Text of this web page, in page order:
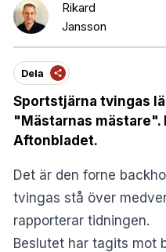
Rikard
Jansson
Dela
Sportstjärna tvingas
"Mästarnas mästare".
Aftonbladet.
Det är den forne
tvingas stå över
rapporterar tidningen.
Beslutet har tagits mot